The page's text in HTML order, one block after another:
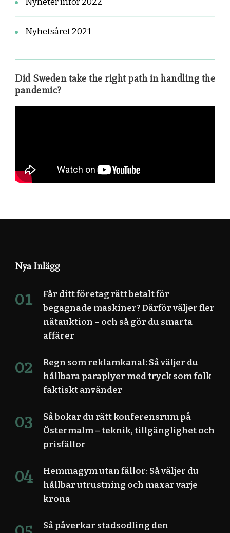
Nyhetsåret 2021
Did Sweden take the right path in handling the
pandemic?
Nya Inlägg
Får ditt företag rätt betalt för
begagnade maskiner? Därför väljer fler
nätauktion – och så gör du smarta
affärer
Regn som reklamkanal: Så väljer du
hållbara paraplyer med tryck som folk
faktiskt använder
Så bokar du rätt konferensrum på
Östermalm – teknik, tillgänglighet och
prisfällor
Hemmagym utan fällor: Så väljer du
hållbar utrustning och maxar varje
krona
Så påverkar stadsodling den